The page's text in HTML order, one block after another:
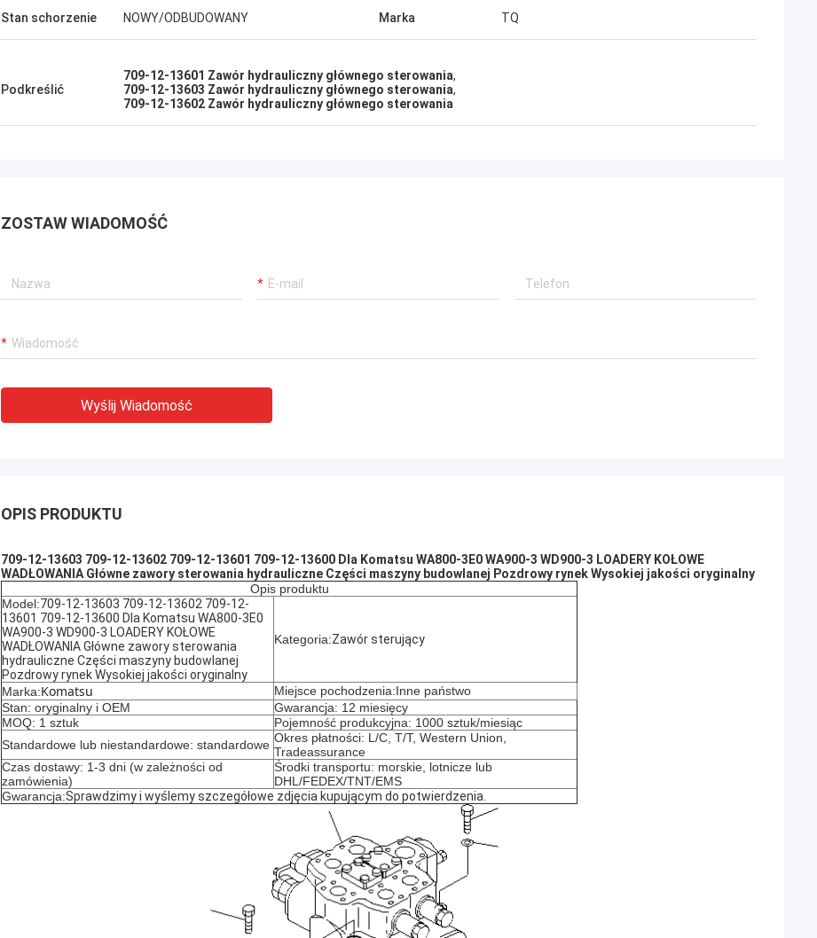
Stan schorzenie NOWY/ODBUDOWANY Marka TQ
Podkreślić
709-12-13601 Zawór hydrauliczny głównego sterowania,
709-12-13603 Zawór hydrauliczny głównego sterowania,
709-12-13602 Zawór hydrauliczny głównego sterowania
ZOSTAW WIADOMOŚĆ
Wyślij Wiadomość
OPIS PRODUKTU
709-12-13603 709-12-13602 709-12-13601 709-12-13600 Dla Komatsu WA800-3E0 WA900-3 WD900-3 LOADERY KOŁOWE
WADŁOWANIA Główne zawory sterowania hydrauliczne Części maszyny budowlanej Pozdrowy rynek Wysokiej jakości oryginalny
Opis produktu
Model:709-12-13603 709-12-13602 709-12-
13601 709-12-13600 Dla Komatsu WA800-3E0
WA900-3 WD900-3 LOADERY KOŁOWE
WADŁOWANIA Główne zawory sterowania
hydrauliczne Części maszyny budowlanej
Pozdrowy rynek Wysokiej jakości oryginalny
Kategoria:Zawór sterujący
Marka:Komatsu
Miejsce pochodzenia:Inne państwo
Stan: oryginalny i OEM
Gwarancja: 12 miesięcy
MOQ: 1 sztuk
Pojemność produkcyjna: 1000 sztuk/miesiąc
Standardowe lub niestandardowe: standardowe Okres płatności: L/C, T/T, Western Union,
Tradeassurance
Czas dostawy: 1-3 dni (w zależności od
zamówienia)
Środki transportu: morskie, lotnicze lub
DHL/FEDEX/TNT/EMS
Gwarancja:Sprawdzimy i wyślemy szczegółowe zdjęcia kupującym do potwierdzenia.